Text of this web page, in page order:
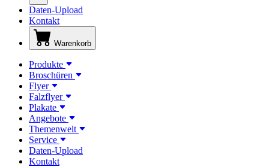
Daten-Upload
Kontakt
Warenkorb
Produkte
Broschüren
Flyer
Falzflyer
Plakate
Angebote
Themenwelt
Service
Daten-Upload
Kontakt